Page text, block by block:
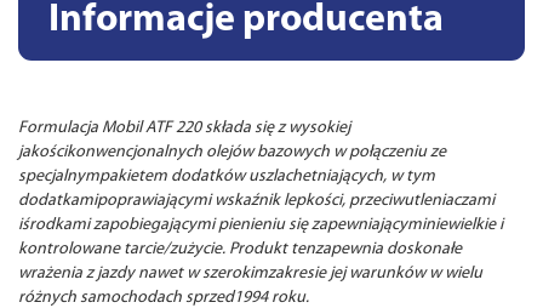
Informacje producenta
Formulacja Mobil ATF 220 składa się z wysokiej
jakościkonwencjonalnych olejów bazowych w połączeniu ze
specjalnympakietem dodatków uszlachetniających, w tym
dodatkamipoprawiającymi wskaźnik lepkości, przeciwutleniaczami
iśrodkami zapobiegającymi pienieniu się zapewniającyminiewielkie i
kontrolowane tarcie/zużycie. Produkt tenzapewnia doskonałe
wrażenia z jazdy nawet w szerokimzakresie jej warunków w wielu
różnych samochodach sprzed1994 roku.